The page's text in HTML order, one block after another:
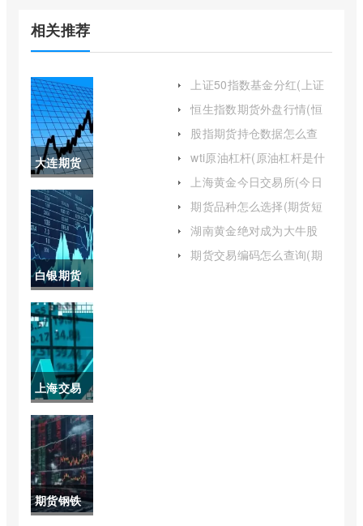
相关推荐
大连期货
商品交易
所期货品
种(大连期
货哪个品
种收单边
手续费)
白银期货
最新行情
沪(白银期
货最新行
情沪银上
市)
上海交易
所黄金实
时交易价
格(上海黄
金交易所
期货钢铁
上证50指数基金分红(上证
50指数基金排名前十名)
恒生指数期货外盘行情(恒
生指数期货最新行情)
股指期货持仓数据怎么查
(股指期货持仓量怎么看)
wti原油杠杆(原油杠杆是什
么意思)
上海黄金今日交易所(今日
上海黄金交易所)
期货品种怎么选择(期货短
线最佳品种)
湖南黄金绝对成为大牛股
(湖南黄金股票现在能买吗)
期货交易编码怎么查询(期